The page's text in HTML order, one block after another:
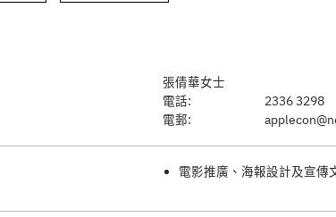
張倩華女士
電話:
2336 3298
電郵:
電影推廣、海報設計及宣傳